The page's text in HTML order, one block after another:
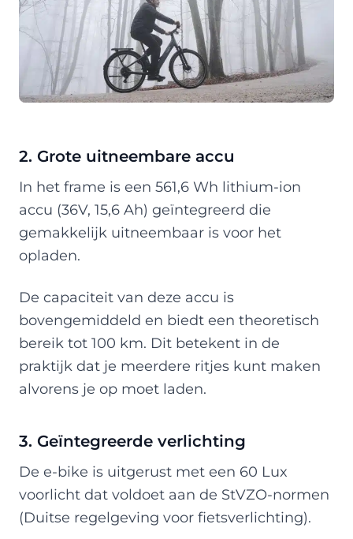
2. Grote uitneembare accu
In het frame is een 561,6 Wh lithium-ion
accu (36V, 15,6 Ah) geïntegreerd die
gemakkelijk uitneembaar is voor het
opladen.
De capaciteit van deze accu is
bovengemiddeld en biedt een theoretisch
bereik tot 100 km. Dit betekent in de
praktijk dat je meerdere ritjes kunt maken
alvorens je op moet laden.
3. Geïntegreerde verlichting
De e-bike is uitgerust met een 60 Lux
voorlicht dat voldoet aan de StVZO-normen
(Duitse regelgeving voor fietsverlichting).